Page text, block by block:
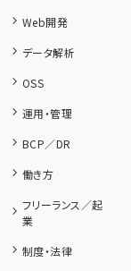
Web開発
データ解析
OSS
運用・管理
BCP／DR
働き方
フリーランス／起
業
制度・法律